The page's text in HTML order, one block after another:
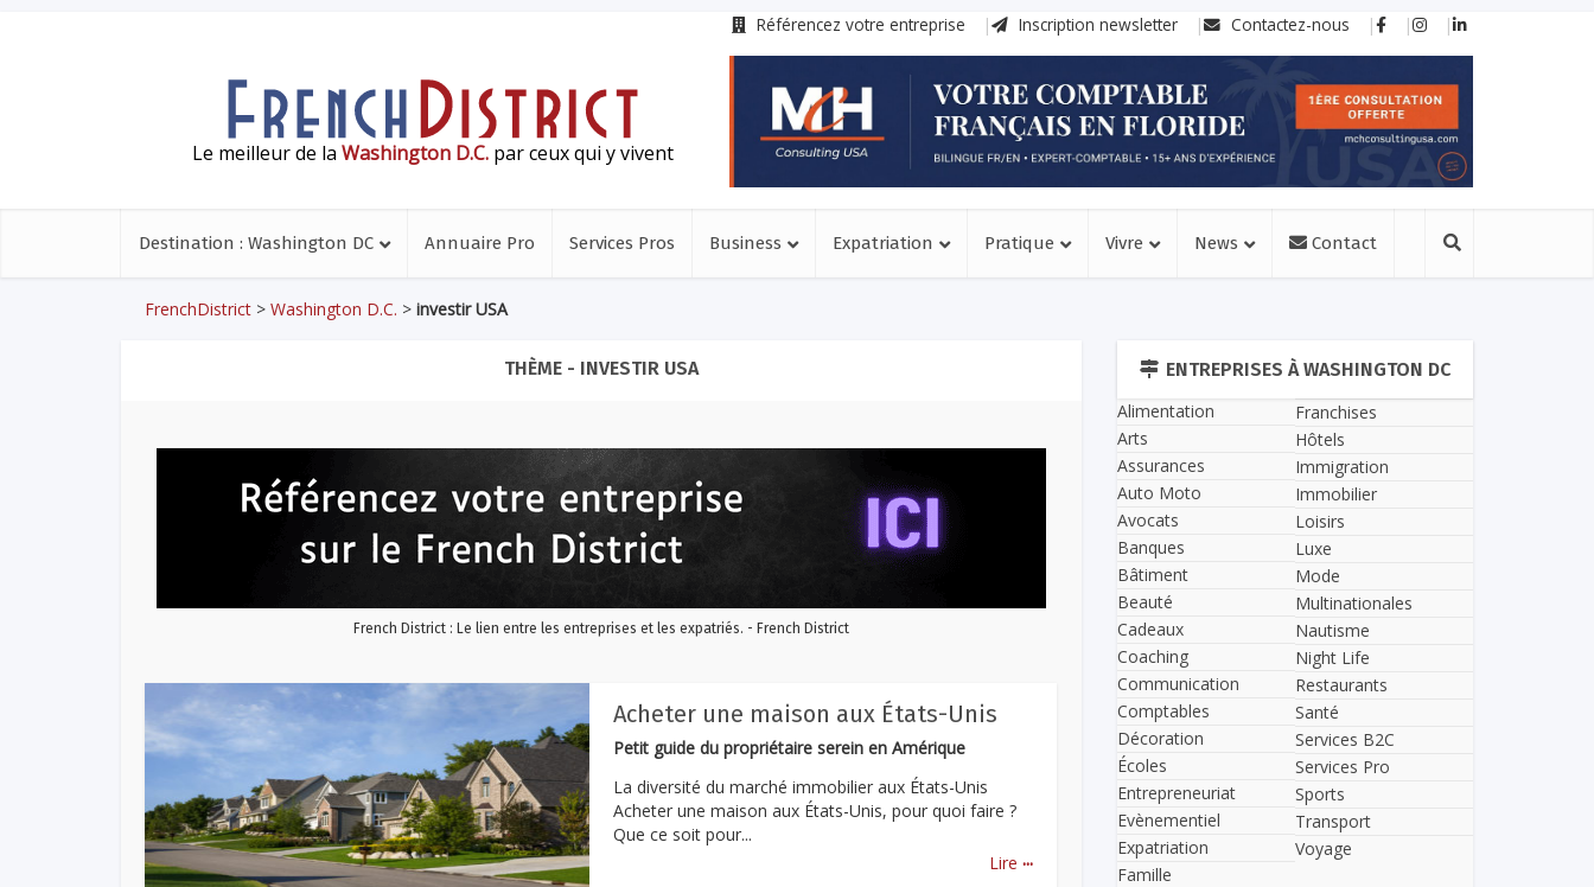
Référencez votre entreprise Inscription newsletter Contactez-nous
Le meilleur de la Washington D.C. par ceux qui y vivent
Destination : Washington DC Annuaire Pro Services Pros Business Expatriation Pratique Vivre News Contact
FrenchDistrict > Washington D.C. > investir USA
THÈME - INVESTIR USA
French District : Le lien entre les entreprises et les expatriés. - French District
Acheter une maison aux États-Unis
Petit guide du propriétaire serein en Amérique
La diversité du marché immobilier aux États-Unis
Acheter une maison aux États-Unis, pour quoi faire ?
Que ce soit pour...
Lire ...
ENTREPRISES À WASHINGTON DC
Alimentation
Arts
Assurances
Auto Moto
Avocats
Banques
Bâtiment
Beauté
Cadeaux
Coaching
Communication
Comptables
Décoration
Écoles
Entrepreneuriat
Evènementiel
Expatriation
Famille
Franchises
Hôtels
Immigration
Immobilier
Loisirs
Luxe
Mode
Multinationales
Nautisme
Night Life
Restaurants
Santé
Services B2C
Services Pro
Sports
Transport
Voyage